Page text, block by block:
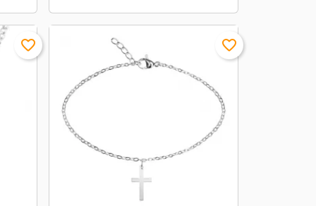
favorite_border favorite_border